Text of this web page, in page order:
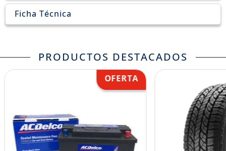
Ficha Técnica
PRODUCTOS DESTACADOS